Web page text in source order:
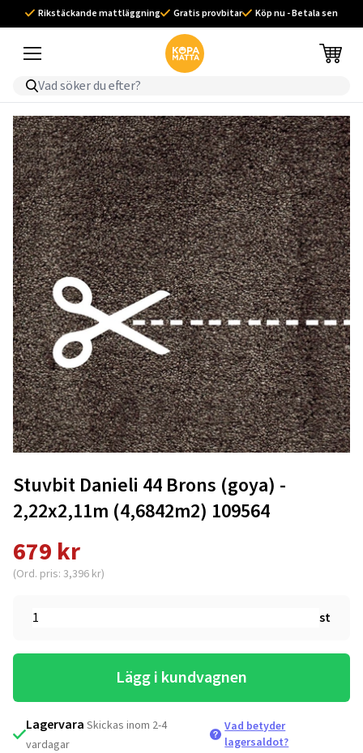
Rikstäckande mattläggning Gratis provbitar Köp nu - Betala sen
Stuvbit Danieli 44 Brons (goya) -
2,22x2,11m (4,6842m2) 109564
679 kr
(Ord. pris: 3,396 kr)
st
Lägg i kundvagnen
Lagervara Skickas inom 2-4
vardagar
Vad betyder
lagersaldot?